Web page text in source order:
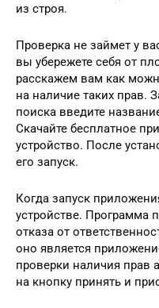
из строя.
Проверка не займет у
вы убережете себя от
расскажем вам как
на наличие таких прав.
поиска введите
Скачайте бесплатное
устройство. После
его запуск.
Когда запуск
устройстве. Программа
отказа от
оно является
проверки наличия прав
на кнопку принять и